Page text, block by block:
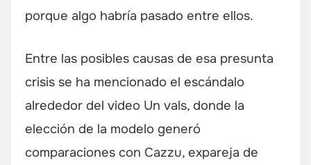
porque algo habría pasado entre ellos.
Entre las posibles causas de esa presunta
crisis se ha mencionado el escándalo
alrededor del video Un vals, donde la
elección de la modelo generó
comparaciones con Cazzu, expareja de